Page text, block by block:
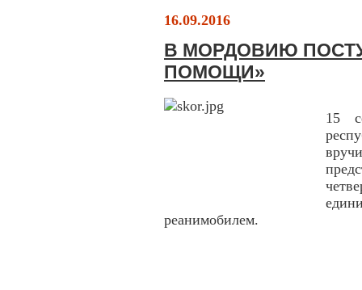
16.09.2016
В МОРДОВИЮ
ПОМОЩИ»
15
реанимобилем.